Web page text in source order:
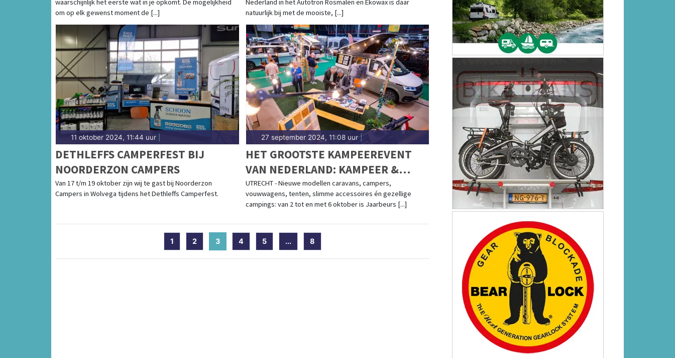
waarschijnlijk het eerste wat in je opkomt. De mogelijkheid
om op elk gewenst moment de [...]
Nederland in het Autotron Rosmalen en Ekowax is daar
natuurlijk bij met de mooiste, [...]
11 oktober 2024, 11:44 uur
DETHLEFFS CAMPERFEST BIJ
NOORDERZON CAMPERS
Van 17 t/m 19 oktober zijn wij te gast bij Noorderzon
Campers in Wolvega tijdens het Dethleffs Camperfest.
27 september 2024, 11:08 uur|
HET GROOTSTE KAMPEEREVENT
VAN NEDERLAND: KAMPEER &
CARAVAN JAARBEURS
UTRECHT - Nieuwe modellen caravans, campers,
vouwwagens, tenten, slimme accessoires én gezellige
campings: van 2 tot en met 6 oktober is Jaarbeurs [...]
1 2 3(current)
4 5 ... 8